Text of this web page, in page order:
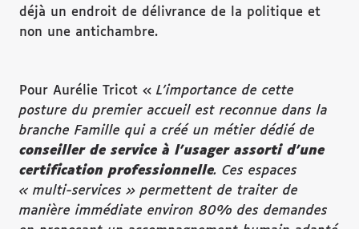
déjà un endroit de délivrance de la politique et
non une antichambre.
Pour Aurélie Tricot « L’importance de cette
posture du premier accueil est reconnue dans la
branche Famille qui a créé un métier dédié de
conseiller de service à l’usager assorti d’une
certification professionnelle. Ces espaces
« multi-services » permettent de traiter de
manière immédiate environ 80% des demandes